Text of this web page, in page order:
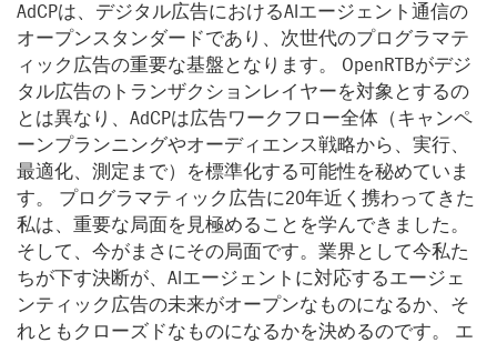
AdCPは、デジタル広告におけるAIエージェント通信の
オープンスタンダードであり、次世代のプログラマテ
ィック広告の重要な基盤となります。 OpenRTBがデジ
タル広告のトランザクションレイヤーを対象とするの
とは異なり、AdCPは広告ワークフロー全体（キャンペ
ーンプランニングやオーディエンス戦略から、実行、
最適化、測定まで）を標準化する可能性を秘めていま
す。 プログラマティック広告に20年近く携わってきた
私は、重要な局面を見極めることを学んできました。
そして、今がまさにその局面です。業界として今私た
ちが下す決断が、AIエージェントに対応するエージェ
ンティック広告の未来がオープンなものになるか、そ
れともクローズドなものになるかを決めるのです。 エ